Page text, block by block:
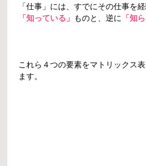
「仕事」には、すでにその仕事を
「知っている」 ものと、逆に 「知
これら４つの要素をマトリックス
ます。